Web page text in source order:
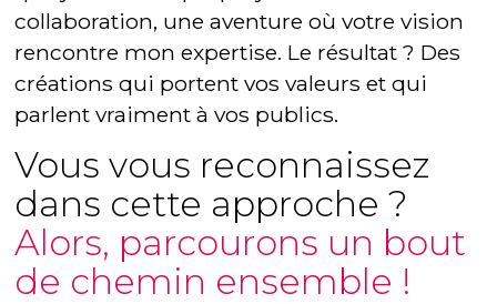
collaboration, une aventure où votre vision
rencontre mon expertise. Le résultat ? Des
créations qui portent vos valeurs et qui
parlent vraiment à vos publics.
Vous vous reconnaissez
dans cette approche ?
Alors, parcourons un bout
de chemin ensemble !